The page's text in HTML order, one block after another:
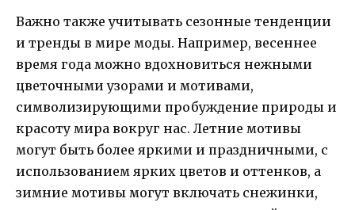
Важно также учитывать сезонные тенденции
и тренды в мире моды. Например, весеннее
время года можно вдохновиться нежными
цветочными узорами и мотивами,
символизирующими пробуждение природы и
красоту мира вокруг нас. Летние мотивы
могут быть более яркими и праздничными, с
использованием ярких цветов и оттенков, а
зимние мотивы могут включать снежинки,